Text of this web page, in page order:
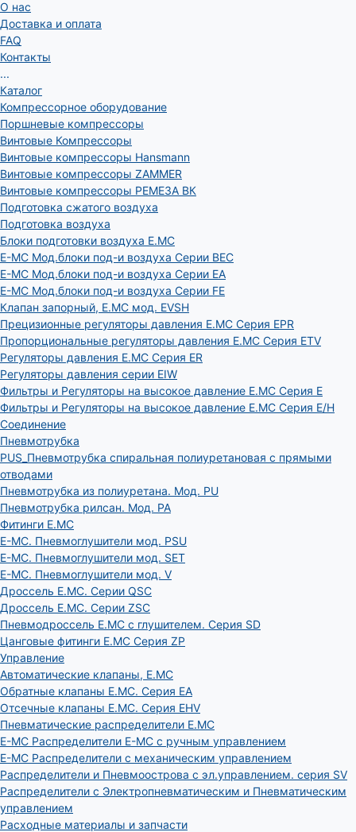
О нас
Доставка и оплата
FAQ
Контакты
...
Каталог
Компрессорное оборудование
Поршневые компрессоры
Винтовые Компрессоры
Винтовые компрессоры Hansmann
Винтовые компрессоры ZAMMER
Винтовые компрессоры РЕМЕЗА ВК
Подготовка сжатого воздуха
Подготовка воздуха
Блоки подготовки воздуха E.MC
E-MC Мод.блоки под-и воздуха Серии BEC
E-MC Мод.блоки под-и воздуха Серии EA
E-MC Мод.блоки под-и воздуха Серии FE
Клапан запорный, E.MC мод. EVSH
Прецизионные регуляторы давления E.MC Серия EPR
Пропорциональные регуляторы давления E.MC Серия ETV
Регуляторы давления E.MC Серия ER
Регуляторы давления серии EIW
Фильтры и Регуляторы на высокое давление E.MC Серия E
Фильтры и Регуляторы на высокое давление E.MC Серия E/H
Соединение
Пневмотрубка
PUS_Пневмотрубка спиральная полиуретановая с прямыми
отводами
Пневмотрубка из полиуретана. Мод. РU
Пневмотрубка рилсан. Мод. PA
Фитинги E.MC
E-MC. Пневмоглушители мод. PSU
E-MC. Пневмоглушители мод. SET
E-MC. Пневмоглушители мод. V
Дроссель E.MC. Серии QSC
Дроссель E.MC. Серии ZSC
Пневмодроссель E.MC с глушителем. Серия SD
Цанговые фитинги E.MC Серия ZP
Управление
Автоматические клапаны, Е.МС
Обратные клапаны E.MC. Серия EA
Отсечные клапаны E.MC. Серия EHV
Пневматические распределители E.MC
E-MC Распределители E-MC с ручным управлением
E-MC Распределители с механическим управлением
Распределители и Пневмоострова с эл.управлением. серия SV
Распределители с Электропневматическим и Пневматическим
управлением
Расходные материалы и запчасти